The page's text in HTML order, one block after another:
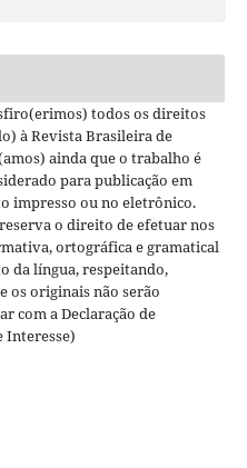
todos os direitos
à Revista Brasileira de
ainda que o trabalho é
para publicação em
impresso ou no eletrônico.
o direito de efetuar nos
ortográfica e gramatical
da língua, respeitando,
os originais não serão
com a Declaração de
Interesse)